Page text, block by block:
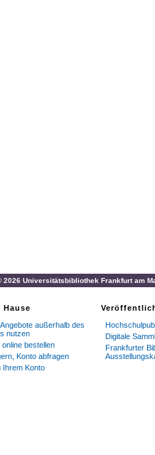
2026 Universitätsbibliothek Frankfurt am
Hause
außerhalb des
nutzen
bestellen
Konto abfragen
Ihrem Konto
Digitale
Frankfurter